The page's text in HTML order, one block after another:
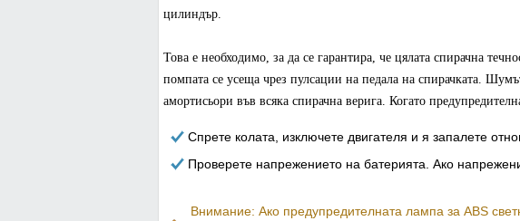
цилиндър.
Това е необходимо, за да се гарантира, че цялата спирачна
помпата се усеща чрез пулсации на педала на спирачката.
амортисьори във всяка спирачна верига. Когато
Спрете колата, изключете двигателя и я запалете
Проверете напрежението на батерията. Ако
Внимание: Ако предупредителната лампа за ABS